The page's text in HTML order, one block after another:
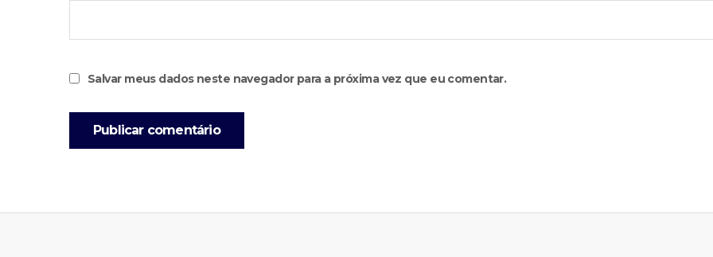
Salvar meus dados neste navegador para a próxima vez que eu comentar.